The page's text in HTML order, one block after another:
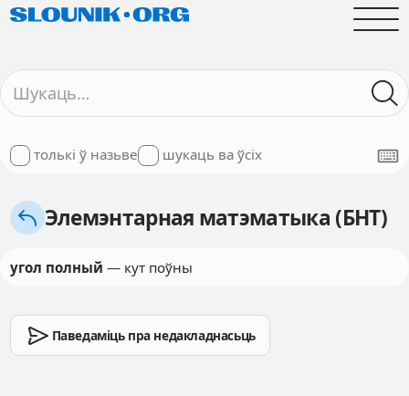
толькі ў назьве шукаць ва ўсіх
Элемэнтарная матэматыка (БНТ)
угол полный — кут поўны
Паведаміць пра недакладнасьць